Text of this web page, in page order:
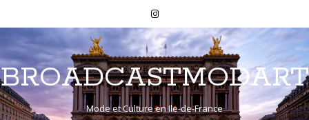
BROADCASTMODART
Mode et Culture en Ile-de-France